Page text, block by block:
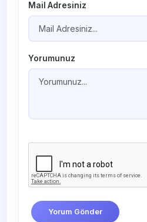
Mail Adresiniz
Yorumunuz
Yorum Gönder